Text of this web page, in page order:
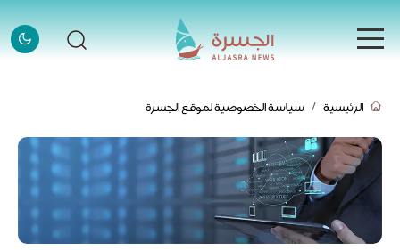
الرئيسية
الأخبار
الأخبار
إنفوجرافيك
إنفوجرافيك
قصص
الرئيسية سياسة الخصوصية لموقع الجسرة